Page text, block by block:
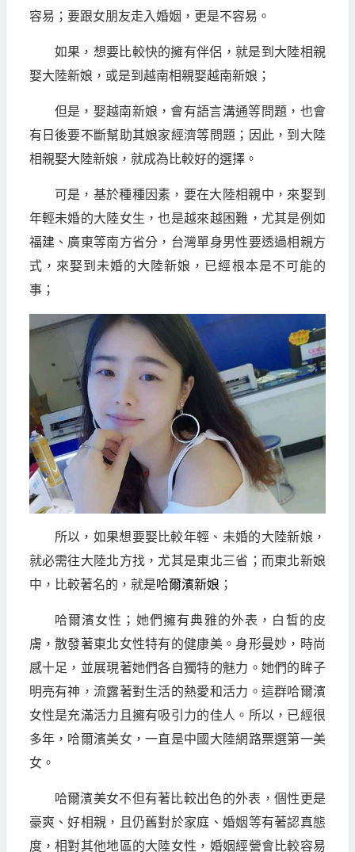
容易；要跟女朋友走入婚姻，更是不容易。
如果，想要比較快的擁有伴侶，就是到大陸相親
娶大陸新娘，或是到越南相親娶越南新娘；
但是，娶越南新娘，會有語言溝通等問題，也會
有日後要不斷幫助其娘家經濟等問題；因此，到大陸
相親娶大陸新娘，就成為比較好的選擇。
可是，基於種種因素，要在大陸相親中，來娶到
年輕未婚的大陸女生，也是越來越困難，尤其是例如
福建、廣東等南方省分，台灣單身男性要透過相親方
式，來娶到未婚的大陸新娘，已經根本是不可能的
事；
所以，如果想要娶比較年輕、未婚的大陸新娘，
就必需往大陸北方找，尤其是東北三省；而東北新娘
中，比較著名的，就是哈爾濱新娘 ；
哈爾濱女性；她們擁有典雅的外表，白皙的皮
膚，散發著東北女性特有的健康美。身形曼妙，時尚
感十足，並展現著她們各自獨特的魅力。她們的眸子
明亮有神，流露著對生活的熱愛和活力。這群哈爾濱
女性是充滿活力且擁有吸引力的佳人。所以，已經很
多年，哈爾濱美女，一直是中國大陸網路票選第一美
女。
哈爾濱美女不但有著比較出色的外表，個性更是
豪爽、好相親，且仍舊對於家庭、婚姻等有著認真態
度，相對其他地區的大陸女性，婚姻經營會比較容易